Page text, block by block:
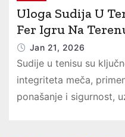
Uloga Sudija U
Fer Igru Na
Jan 21, 2026
Sudije u tenisu su
integriteta meča,
ponašanje i sigurnost,